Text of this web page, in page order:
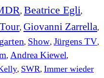
, Beatrice Egli,
Tour, Giovanni Zarrella,
, Show, Jürgens TV,
, Andrea Kiewel,
, SWR, Immer wieder